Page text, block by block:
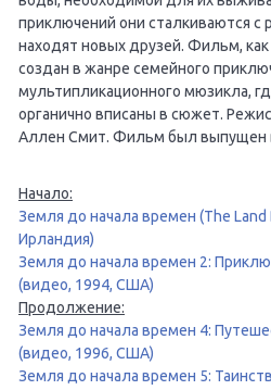
приключений они сталкиваются с
находят новых друзей. Фильм,
создан в жанре семейного
мультипликационного мюзикла,
органично вписаны в сюжет.
Аллен Смит. Фильм был выпущен
Начало:
Земля до начала времен (The
Ирландия)
Земля до начала времен 2:
(видео, 1994, США)
Продолжение:
Земля до начала времен 4:
(видео, 1996, США)
Земля до начала времен 5: